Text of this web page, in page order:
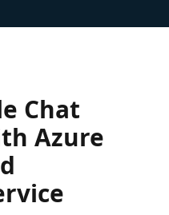
Chat
Azure